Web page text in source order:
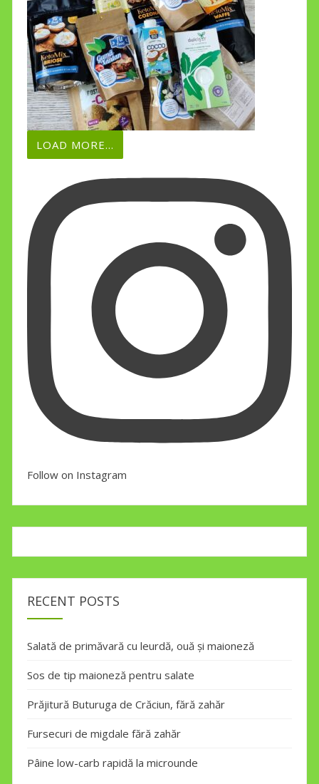
LOAD MORE...
Follow on Instagram
RECENT POSTS
Salată de primăvară cu leurdă, ouă și maioneză
Sos de tip maioneză pentru salate
Prăjitură Buturuga de Crăciun, fără zahăr
Fursecuri de migdale fără zahăr
Pâine low-carb rapidă la microunde